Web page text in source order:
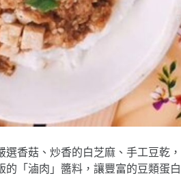
香菇、炒香的白芝麻、手工豆乾，
的「滷肉」醬料，讓豐富的豆類蛋白